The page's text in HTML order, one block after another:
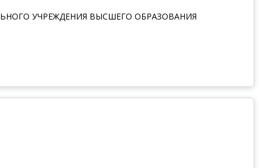
УЧРЕЖДЕНИЯ ВЫСШЕГО ОБРАЗОВАНИЯ